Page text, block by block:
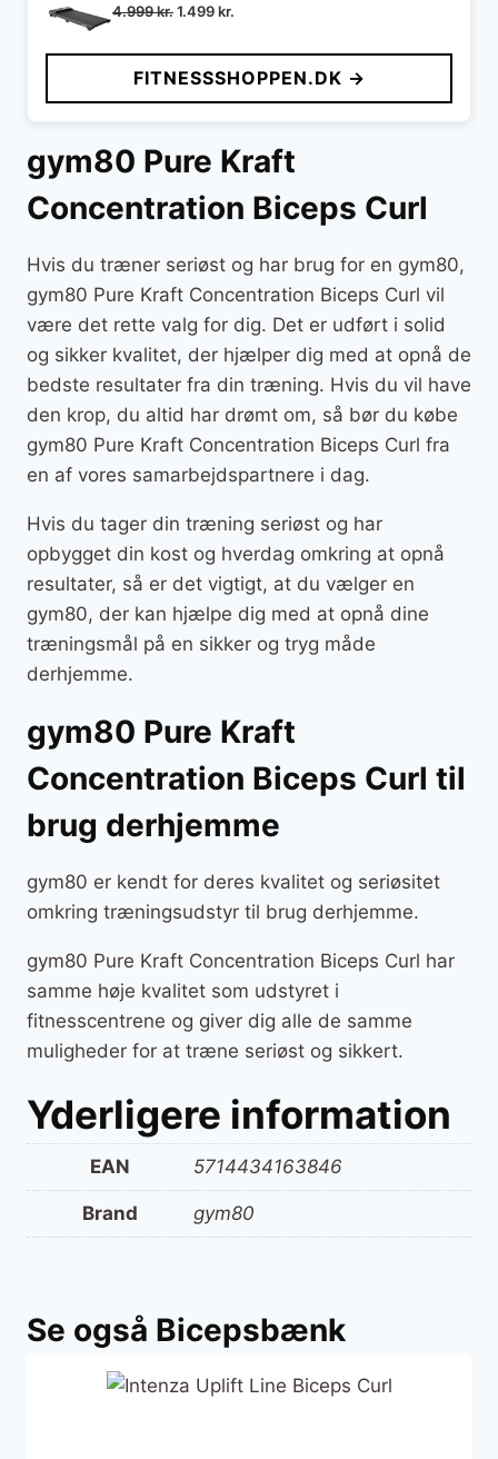
4.999kr.Den
pris
var:
4.999 kr..
1.499kr.
pris
er:
1.499 kr..
FITNESSSHOPPEN.DK →
gym80 Pure Kraft
Concentration Biceps Curl
Hvis du træner seriøst og har brug for en gym80,
gym80 Pure Kraft Concentration Biceps Curl vil
være det rette valg for dig. Det er udført i solid
og sikker kvalitet, der hjælper dig med at opnå de
bedste resultater fra din træning. Hvis du vil have
den krop, du altid har drømt om, så bør du købe
gym80 Pure Kraft Concentration Biceps Curl fra
en af vores samarbejdspartnere i dag.
Hvis du tager din træning seriøst og har
opbygget din kost og hverdag omkring at opnå
resultater, så er det vigtigt, at du vælger en
gym80, der kan hjælpe dig med at opnå dine
træningsmål på en sikker og tryg måde
derhjemme.
gym80 Pure Kraft
Concentration Biceps Curl til
brug derhjemme
gym80 er kendt for deres kvalitet og seriøsitet
omkring træningsudstyr til brug derhjemme.
gym80 Pure Kraft Concentration Biceps Curl har
samme høje kvalitet som udstyret i
fitnesscentrene og giver dig alle de samme
muligheder for at træne seriøst og sikkert.
Yderligere information
EAN 5714434163846
Brand gym80
Se også Bicepsbænk